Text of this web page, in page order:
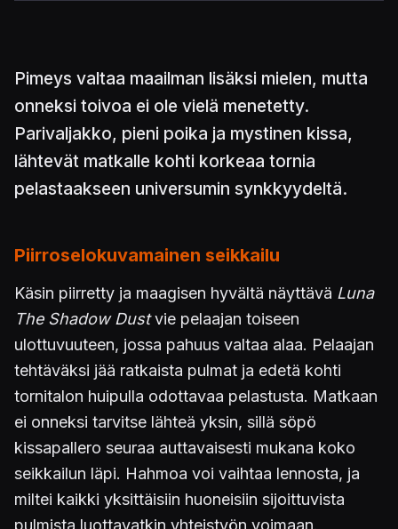
Pimeys valtaa maailman lisäksi mielen, mutta
onneksi toivoa ei ole vielä menetetty.
Parivaljakko, pieni poika ja mystinen kissa,
lähtevät matkalle kohti korkeaa tornia
pelastaakseen universumin synkkyydeltä.
Piirroselokuvamainen seikkailu
Käsin piirretty ja maagisen hyvältä näyttävä Luna
The Shadow Dustvie pelaajan toiseen
ulottuvuuteen, jossa pahuus valtaa alaa. Pelaajan
tehtäväksi jää ratkaista pulmat ja edetä kohti
tornitalon huipulla odottavaa pelastusta. Matkaan
ei onneksi tarvitse lähteä yksin, sillä söpö
kissapallero seuraa auttavaisesti mukana koko
seikkailun läpi. Hahmoa voi vaihtaa lennosta, ja
miltei kaikki yksittäisiin huoneisiin sijoittuvista
pulmista luottavatkin yhteistyön voimaan.